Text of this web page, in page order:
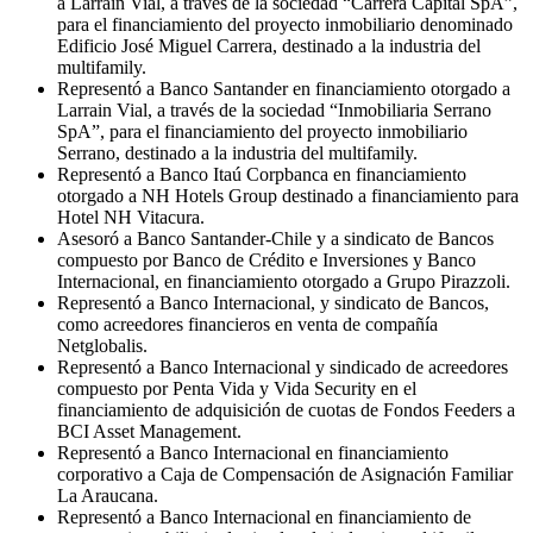
para el financiamiento del proyecto inmobiliario denominado
Edificio José Miguel Carrera, destinado a la industria del
multifamily.
Representó a Banco Santander en financiamiento otorgado a
Larrain Vial, a través de la sociedad “Inmobiliaria Serrano
SpA”, para el financiamiento del proyecto inmobiliario
Serrano, destinado a la industria del multifamily.
Representó a Banco Itaú Corpbanca en financiamiento
otorgado a NH Hotels Group destinado a financiamiento para
Hotel NH Vitacura.
Asesoró a Banco Santander-Chile y a sindicato de Bancos
compuesto por Banco de Crédito e Inversiones y Banco
Internacional, en financiamiento otorgado a Grupo Pirazzoli.
Representó a Banco Internacional, y sindicato de Bancos,
como acreedores financieros en venta de compañía
Netglobalis.
Representó a Banco Internacional y sindicado de acreedores
compuesto por Penta Vida y Vida Security en el
financiamiento de adquisición de cuotas de Fondos Feeders a
BCI Asset Management.
Representó a Banco Internacional en financiamiento
corporativo a Caja de Compensación de Asignación Familiar
La Araucana.
Representó a Banco Internacional en financiamiento de